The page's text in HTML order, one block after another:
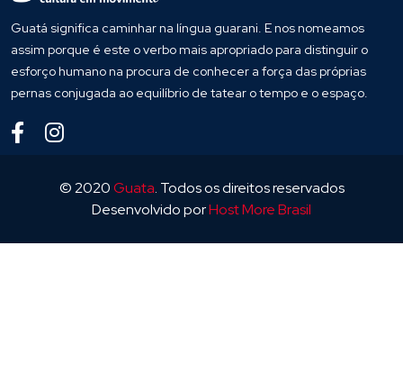
Guatá significa caminhar na língua guarani. E nos nomeamos
assim porque é este o verbo mais apropriado para distinguir o
esforço humano na procura de conhecer a força das próprias
pernas conjugada ao equilíbrio de tatear o tempo e o espaço.
© 2020Guata. Todos os direitos reservados
Desenvolvido porHost More Brasil